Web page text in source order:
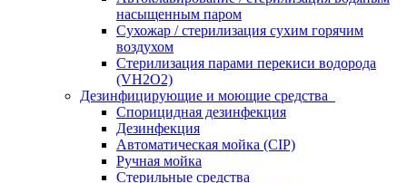
насыщенным паром
Сухожар / стерилизация сухим горячим
воздухом
Стерилизация парами перекиси водорода
(VH2O2)
Дезинфицирующие и моющие средства
Спорицидная дезинфекция
Дезинфекция
Автоматическая мойка (CIP)
Ручная мойка
Стерильные средства